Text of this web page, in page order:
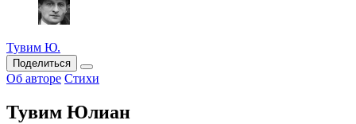
Тувим Ю.
Поделиться
Об авторе Стихи
Тувим Юлиан